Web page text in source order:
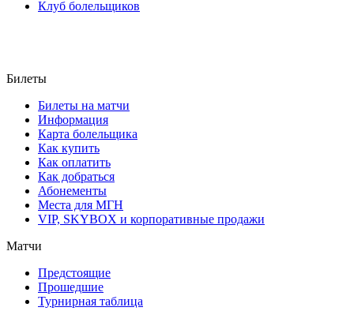
Клуб болельщиков
Билеты
Билеты на матчи
Информация
Карта болельщика
Как купить
Как оплатить
Как добраться
Абонементы
Места для МГН
VIP, SKYBOX и корпоративные продажи
Матчи
Предстоящие
Прошедшие
Турнирная таблица